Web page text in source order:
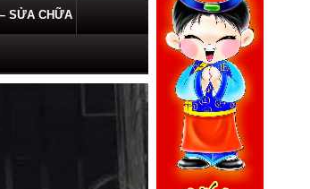
SỬA CHỮA